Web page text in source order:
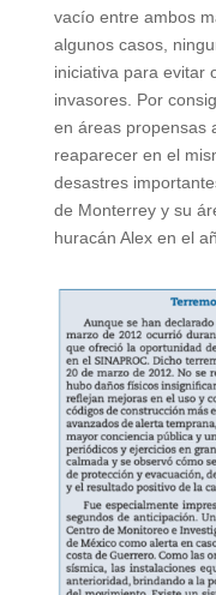
vacío entre ambos
algunos casos,
iniciativa para evitar
invasores. Por
en áreas propensas
reaparecer en el
desastres
de Monterrey y su
huracán Alex en el